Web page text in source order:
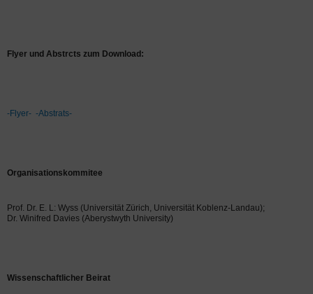
Flyer und Abstrcts zum Download:
-Flyer- -Abstrats-
Organisationskommitee
Prof. Dr. E. L: Wyss (Universität Zürich, Universität Koblenz-Landau);
Dr. Winifred Davies (Aberystwyth University)
Wissenschaftlicher Beirat